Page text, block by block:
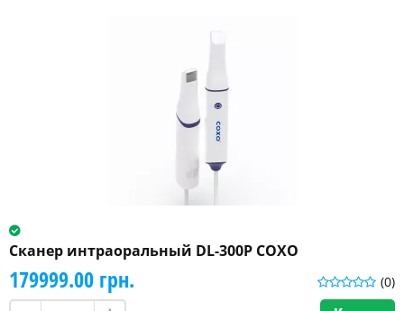
Сканер интраоральный DL-300P COXO
(0)
179999.00 грн.